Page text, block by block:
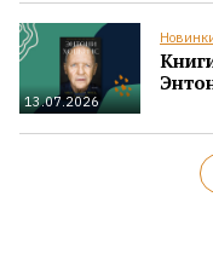
13.07.2026